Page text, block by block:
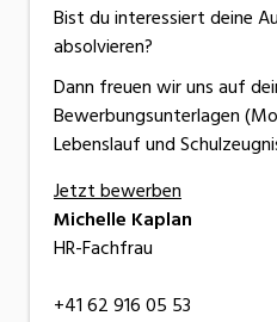
Bist du interessiert deine
absolvieren?
Dann freuen wir uns auf
Bewerbungsunterlagen
Lebenslauf und
Jetzt bewerben
Michelle Kaplan
HR-Fachfrau
+41 62 916 05 53